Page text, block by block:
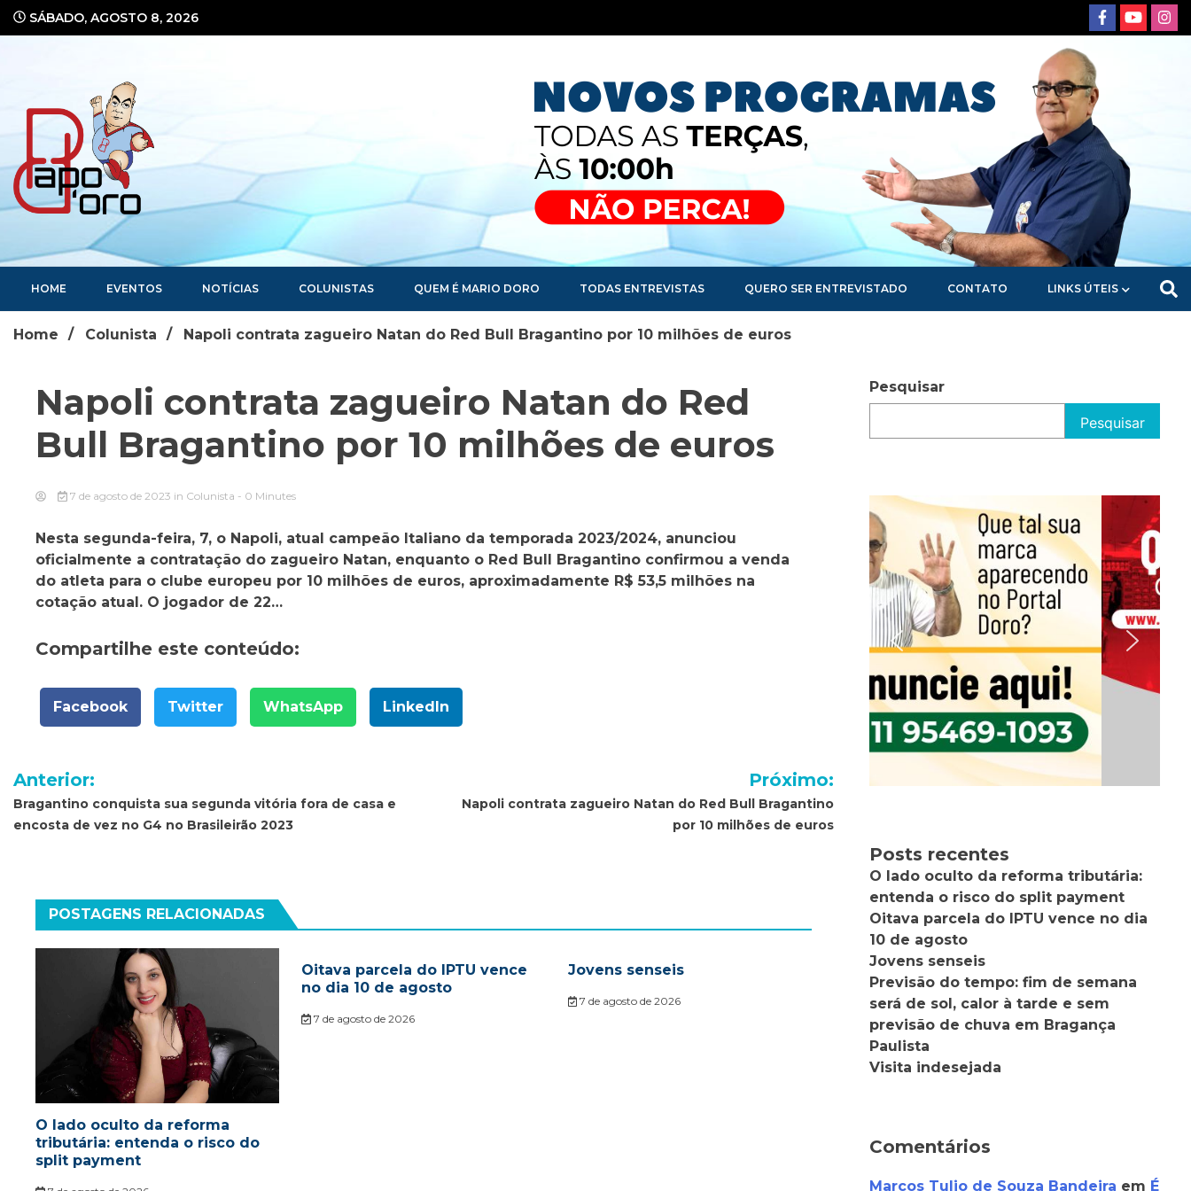
SÁBADO, AGOSTO 8, 2026
Portal de Notícias
HOME EVENTOS NOTÍCIAS COLUNISTAS QUEM É MARIO DORO TODAS ENTREVISTAS QUERO SER ENTREVISTADO CONTATO LINKS ÚTEIS
Home Colunista Napoli contrata zagueiro Natan do Red Bull Bragantino por 10 milhões de euros
Napoli contrata zagueiro Natan do Red
Bull Bragantino por 10 milhões de euros
7 de agosto de 2023 in Colunista - 0 Minutes
Nesta segunda-feira, 7, o Napoli, atual campeão Italiano da temporada 2023/2024, anunciou
oficialmente a contratação do zagueiro Natan, enquanto o Red Bull Bragantino confirmou a venda
do atleta para o clube europeu por 10 milhões de euros, aproximadamente R$ 53,5 milhões na
cotação atual. O jogador de 22…
Compartilhe este conteúdo:
Facebook Twitter WhatsApp LinkedIn
Navegação
de
Anterior:
Bragantino conquista sua segunda vitória fora de casa e
encosta de vez no G4 no Brasileirão 2023
Próximo:
Napoli contrata zagueiro Natan do Red Bull Bragantino
por 10 milhões de euros
POSTAGENS RELACIONADAS
O lado oculto da reforma
tributária: entenda o risco do
split payment
Oitava parcela do IPTU vence
no dia 10 de agosto
7 de agosto de 2026
Jovens senseis
7 de agosto de 2026
Pesquisar
Pesquisar
Posts recentes
O lado oculto da reforma tributária:
entenda o risco do split payment
Oitava parcela do IPTU vence no dia
10 de agosto
Jovens senseis
Previsão do tempo: fim de semana
será de sol, calor à tarde e sem
previsão de chuva em Bragança
Paulista
Visita indesejada
Comentários
Marcos Tulio de Souza Bandeira em É